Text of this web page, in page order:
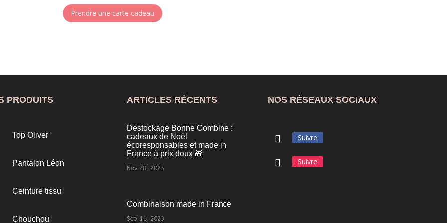
Prendre une carte cadeau
PRODUITS
Top Oliver
Pantalon Léon
Ceinture tissu
Chouchou
ARTICLES RÉCENTS
Destockage Bonne Combine :
cadeaux de Noël
écoresponsables et made in
France à prix doux 🎁
Nov 28, 2025
Combinaison made in France
Sep 11, 2023
NOS RÉSEAUX SOCIAUX
Suivre
Suivre